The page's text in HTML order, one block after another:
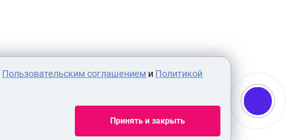
Пользовательским соглашением и Политикой
Принять и закрыть